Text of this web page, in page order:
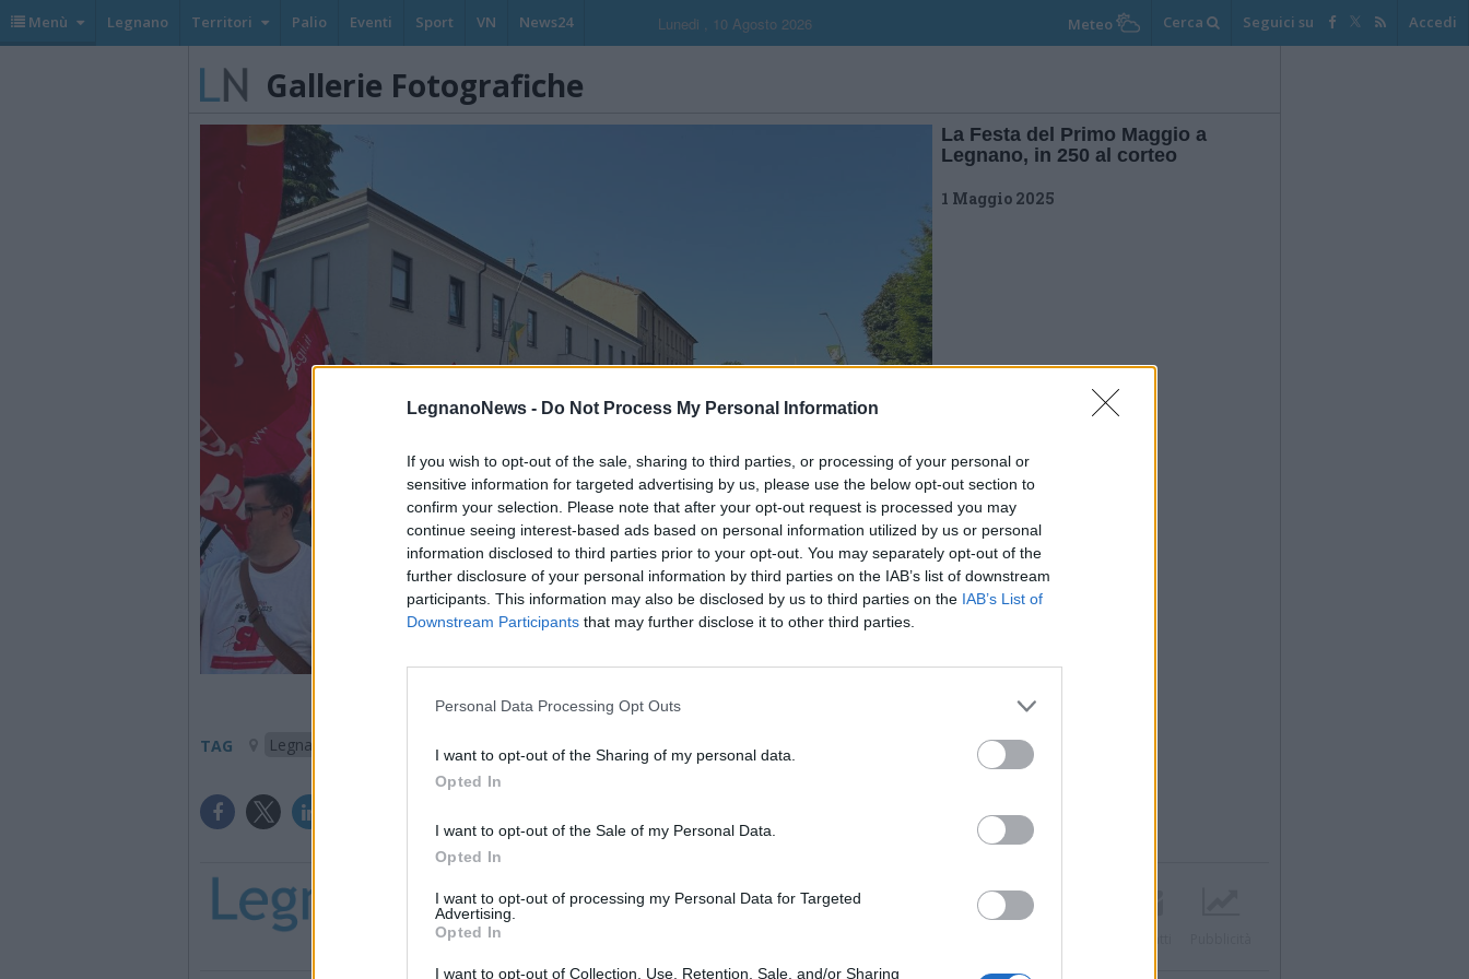
LegnanoNews - Do Not Process My Personal Information
If you wish to opt-out of the sale, sharing to third parties, or processing of your personal or
sensitive information for targeted advertising by us, please use the below opt-out section to
confirm your selection. Please note that after your opt-out request is processed you may
continue seeing interest-based ads based on personal information utilized by us or personal
information disclosed to third parties prior to your opt-out. You may separately opt-out of the
further disclosure of your personal information by third parties on the IAB’s list of downstream
participants. This information may also be disclosed by us to third parties on the IAB’s List of
Downstream Participants that may further disclose it to other third parties.
Personal Data Processing Opt Outs
I want to opt-out of the Sharing of my personal data.
Opted In
I want to opt-out of the Sale of my Personal Data.
Opted In
I want to opt-out of processing my Personal Data for Targeted
Advertising.
Opted In
I want to opt-out of Collection, Use, Retention, Sale, and/or Sharing
Menù Legnano Territori Palio Eventi Sport VN News24 Lunedi , 10 Agosto 2026 Meteo Cerca Seguici su Accedi
Gallerie Fotografiche
1 di 40
TAG
Legnano
La Festa del Primo Maggio a
Legnano, in 250 al corteo
1 Maggio 2025